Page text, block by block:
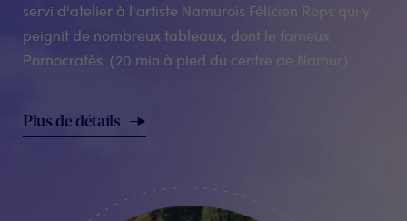
servi d'atelier à l'artiste Namurois Félicien Rops qui y
peignit de nombreux tableaux, dont le fameux
Pornocratès. (20 min à pied du centre de Namur)
Plus de détails